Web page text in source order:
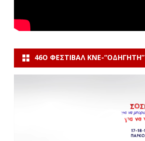
46Ο ΦΕΣΤΙΒΆΛ ΚΝΕ-“ΟΔΗΓΗΤΗ”
Πρόγραμμα